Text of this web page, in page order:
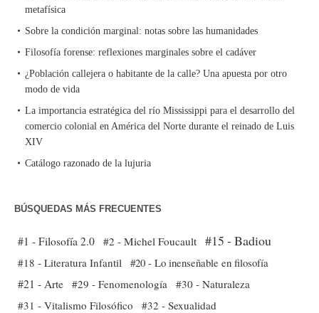
metafísica
Sobre la condición marginal: notas sobre las humanidades
Filosofía forense: reflexiones marginales sobre el cadáver
¿Población callejera o habitante de la calle? Una apuesta por otro
modo de vida
La importancia estratégica del río Mississippi para el desarrollo del
comercio colonial en América del Norte durante el reinado de Luis
XIV
Catálogo razonado de la lujuria
BÚSQUEDAS MÁS FRECUENTES
#1 - Filosofía 2.0 #2 - Michel Foucault #15 - Badiou
#18 - Literatura Infantil #20 - Lo inenseñable en filosofía
#21 - Arte #29 - Fenomenología
#30 - Naturaleza
#31 - Vitalismo Filosófico
#32 - Sexualidad